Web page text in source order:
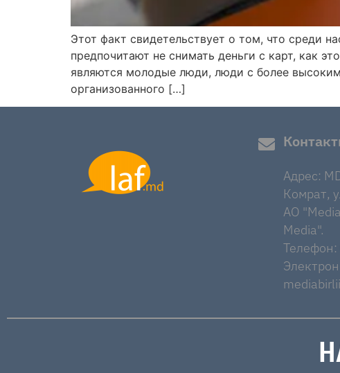
Этот факт свидетельствует о том, что среди
предпочитают не снимать деньги с карт, как
являются молодые люди, люди с более
организованного […]
Адрес:
Комрат,
AO
Media".